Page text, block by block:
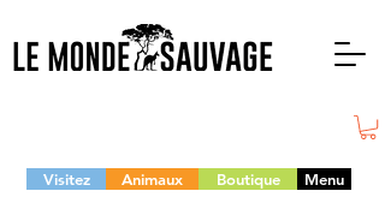
Visitez Animaux Boutique Menu